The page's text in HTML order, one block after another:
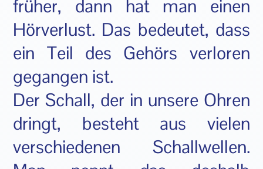
früher, dann hat man einen
Hörverlust. Das bedeutet, dass
ein Teil des Gehörs verloren
gegangen ist.
Der Schall, der in unsere Ohren
dringt, besteht aus vielen
verschiedenen Schallwellen.